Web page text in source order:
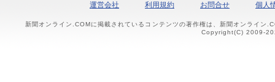
運営会社 利用規約 お問合せ 個人
新聞オンライン.COMに掲載されているコンテンツの著作権は、新聞オンライン
Copyright(C) 2009-